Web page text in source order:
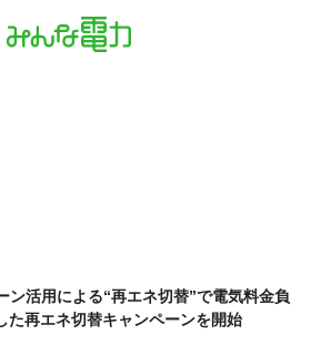
ン活用による“再エネ切替”で電気料金負
た再エネ切替キャンペーンを開始